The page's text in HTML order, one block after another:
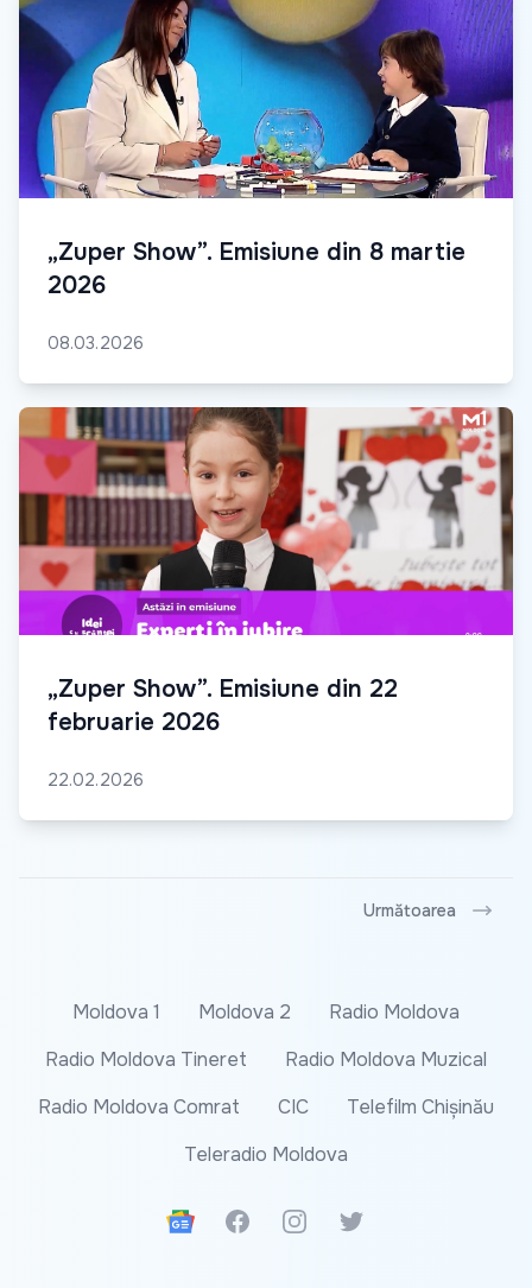
„Zuper Show”. Emisiune din 8 martie
2026
08.03.2026
„Zuper Show”. Emisiune din 22
februarie 2026
22.02.2026
Următoarea
Moldova 1 Moldova 2
Radio Moldova
Radio Moldova Tineret
Radio Moldova Muzical
Radio Moldova Comrat
CIC
Telefilm Chișinău
Teleradio Moldova
Google News
FacebookInstagramTwitter